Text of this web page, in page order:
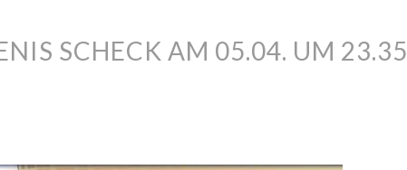
SCHECK AM 05.04. UM 23.35